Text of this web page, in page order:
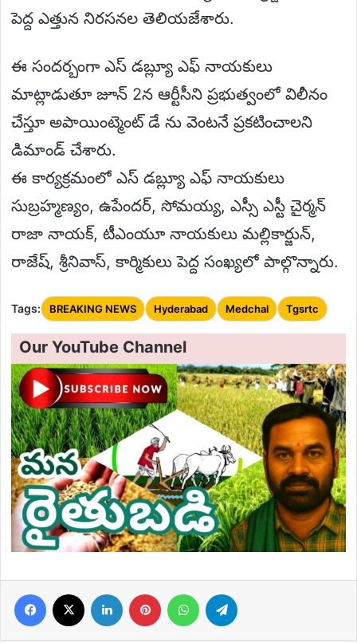
పెద్ద ఎత్తున నిరసనల తెలియజేశారు.
ఈ సందర్బంగా ఎస్ డబ్ల్యూ ఎఫ్ నాయకులు
మాట్లాడుతూ జూన్ 2న ఆర్టీసీని ప్రభుత్వంలో విలీనం
చేస్తూ అపాయింట్మెంట్ డే ను వెంటనే ప్రకటించాలని
డిమాండ్ చేశారు.
ఈ కార్యక్రమంలో ఎస్ డబ్ల్యూ ఎఫ్ నాయకులు
సుబ్రహ్మణ్యం, ఉపేందర్, సోమయ్య, ఎస్సీ ఎస్టీ చైర్మన్
రాజా నాయక్, టీఎంయూ నాయకులు మల్లికార్జున్,
రాజేష్, శ్రీనివాస్, కార్మికులు పెద్ద సంఖ్యలో పాల్గొన్నారు.
Tags: BREAKING NEWS Hyderabad Medchal Tgsrtc
Our YouTube Channel
Facebook LinkedIn Pinterest WhatsApp